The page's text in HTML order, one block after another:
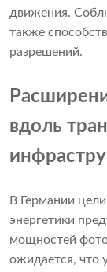
движения.
также
разрешений.
вдоль
В Германии
энергетики
мощностей
ожидается, что